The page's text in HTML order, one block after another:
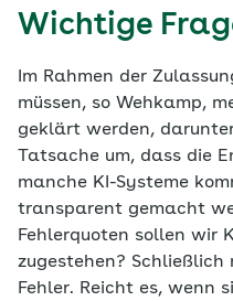
Wichtige
Im Rahmen der
müssen, so Wehkamp,
geklärt werden,
Tatsache um, dass die
manche KI-Systeme
transparent gemacht
Fehlerquoten sollen wir
zugestehen? Schließlich
Fehler. Reicht es, wenn